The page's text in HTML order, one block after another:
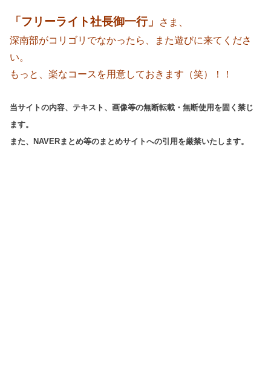
「フリーライト社長御一行」 さま、
深南部がコリゴリでなかったら、また遊びに来てくださ
い。
もっと、楽なコースを用意しておきます（笑）！！
当サイトの内容、テキスト、画像等の無断転載・無断使用を固く禁じ
ます。
また、NAVERまとめ等のまとめサイトへの引用を厳禁いたします。